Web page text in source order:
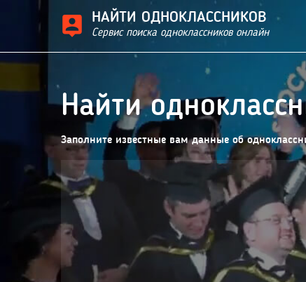
НАЙТИ ОДНОКЛАССНИКОВ
Сервис поиска одноклассников онлайн
Найти
Заполните известные вам данные об